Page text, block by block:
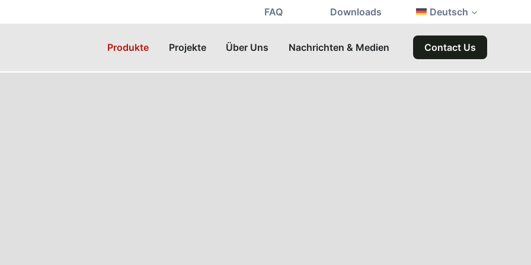
FAQ Downloads Deutsch
Produkte Projekte Über Uns Nachrichten & Medien Contact Us